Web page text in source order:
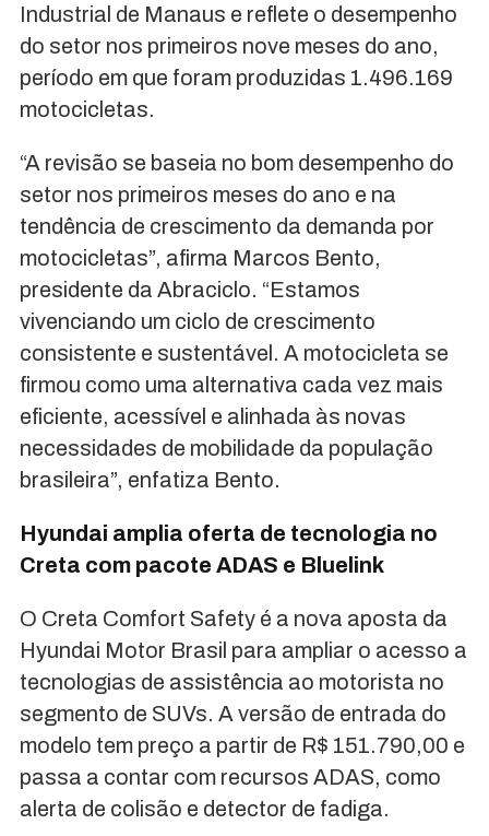
Industrial de Manaus e reflete o desempenho
do setor nos primeiros nove meses do ano,
período em que foram produzidas 1.496.169
motocicletas.
“A revisão se baseia no bom desempenho do
setor nos primeiros meses do ano e na
tendência de crescimento da demanda por
motocicletas”, afirma Marcos Bento,
presidente da Abraciclo. “Estamos
vivenciando um ciclo de crescimento
consistente e sustentável. A motocicleta se
firmou como uma alternativa cada vez mais
eficiente, acessível e alinhada às novas
necessidades de mobilidade da população
brasileira”, enfatiza Bento.
Hyundai amplia oferta de tecnologia no
Creta com pacote ADAS e Bluelink
O Creta Comfort Safety é a nova aposta da
Hyundai Motor Brasil para ampliar o acesso a
tecnologias de assistência ao motorista no
segmento de SUVs. A versão de entrada do
modelo tem preço a partir de R$ 151.790,00 e
passa a contar com recursos ADAS, como
alerta de colisão e detector de fadiga.